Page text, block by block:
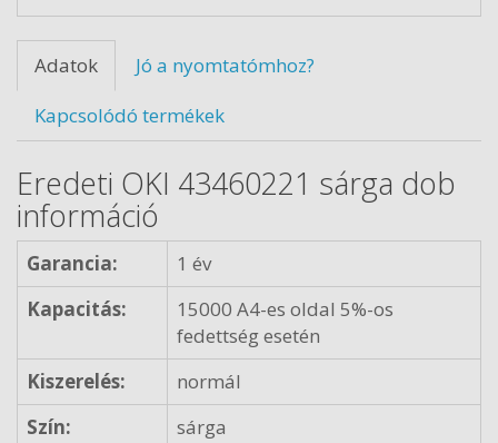
Adatok
Jó a nyomtatómhoz?
Kapcsolódó termékek
Eredeti OKI 43460221 sárga dob
információ
Garancia:
1 év
Kapacitás:
15000 A4-es oldal 5%-os
fedettség esetén
Kiszerelés:
normál
Szín:
sárga